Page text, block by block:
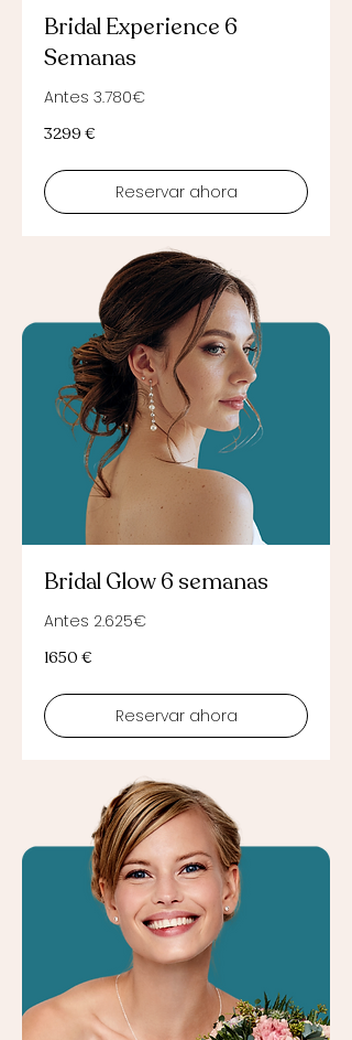
Bridal Experience 6
Semanas
Antes 3.780€
3299
euros
3299 €
Reservar ahora
Bridal Glow 6 semanas
Antes 2.625€
1650
euros
1650 €
Reservar ahora